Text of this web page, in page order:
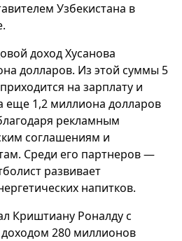
Узбекистана в
доход Хусанова
долларов. Из этой суммы 5
на зарплату и
еще 1,2 миллиона долларов
рекламным
соглашениям и
Среди его партнеров —
развивает
напитков.
Криштиану Роналду с
280 миллионов